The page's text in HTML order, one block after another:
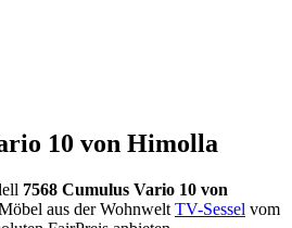
10 von Himolla
7568 Cumulus Vario 10 von
aus der Wohnwelt TV-Sessel vom